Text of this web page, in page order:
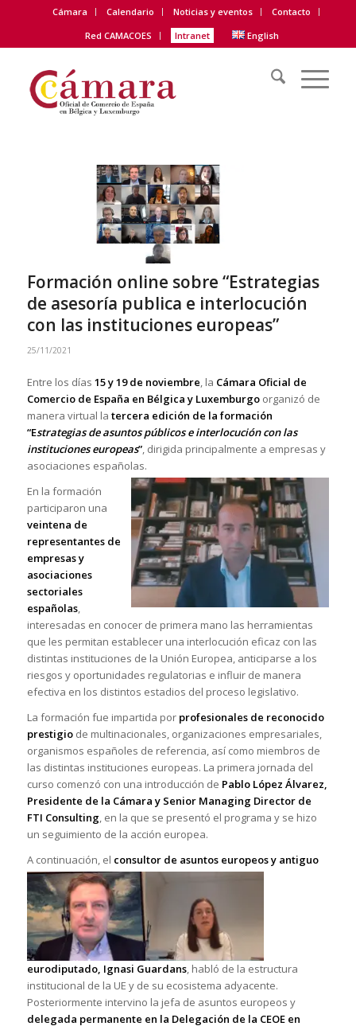
Cámara Calendario Noticias y eventos
Contacto
Red CAMACOES
Intranet English
Formación online sobre “Estrategias
de asesoría publica e interlocución
con las instituciones europeas”
25/11/2021
Entre los días 15 y 19 de noviembre, la Cámara Oficial de
Comercio de España en Bélgica y Luxemburgoorganizó de
manera virtual la tercera edición de la formación
“Estrategias de asuntos públicos e interlocución con las
instituciones europeas”, dirigida principalmente a empresas y
asociaciones españolas.
En la formación
participaron una
veintena de
representantes de
empresas y
asociaciones
sectoriales
españolas,
interesadas en conocer de primera mano las herramientas
que les permitan establecer una interlocución eficaz con las
distintas instituciones de la Unión Europea, anticiparse a los
riesgos y oportunidades regulatorias e influir de manera
efectiva en los distintos estadios del proceso legislativo.
La formación fue impartida por profesionales de reconocido
prestigio de multinacionales, organizaciones empresariales,
organismos españoles de referencia, así como miembros de
las distintas instituciones europeas. La primera jornada del
curso comenzó con una introducción de Pablo López Álvarez,
Presidente de la Cámara y Senior Managing Director de
FTI Consulting, en la que se presentó el programa y se hizo
un seguimiento de la acción europea.
A continuación, el consultor de asuntos europeos y antiguo
eurodiputado, Ignasi Guardans, habló de la estructura
institucional de la UE y de su ecosistema adyacente.
Posteriormente intervino la jefa de asuntos europeos y
delegada permanente en la Delegación de la CEOE en